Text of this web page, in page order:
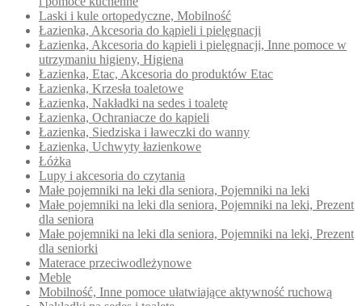
Laski i kule ortopedyczne, Mobilność
Łazienka, Akcesoria do kąpieli i pielęgnacji
Łazienka, Akcesoria do kąpieli i pielęgnacji, Inne pomoce w
utrzymaniu higieny, Higiena
Łazienka, Etac, Akcesoria do produktów Etac
Łazienka, Krzesła toaletowe
Łazienka, Nakładki na sedes i toaletę
Łazienka, Ochraniacze do kąpieli
Łazienka, Siedziska i ławeczki do wanny
Łazienka, Uchwyty łazienkowe
Łóżka
Lupy i akcesoria do czytania
Małe pojemniki na leki dla seniora, Pojemniki na leki
Małe pojemniki na leki dla seniora, Pojemniki na leki, Prezent
dla seniora
Małe pojemniki na leki dla seniora, Pojemniki na leki, Prezent
dla seniorki
Materace przeciwodleżynowe
Meble
Mobilność, Inne pomoce ułatwiające aktywność ruchową